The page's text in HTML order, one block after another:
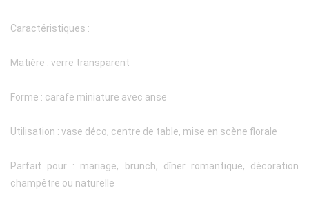
Caractéristiques :
Matière : verre transparent
Forme : carafe miniature avec anse
Utilisation : vase déco, centre de table, mise en scène florale
Parfait pour : mariage, brunch, dîner romantique, décoration
champêtre ou naturelle